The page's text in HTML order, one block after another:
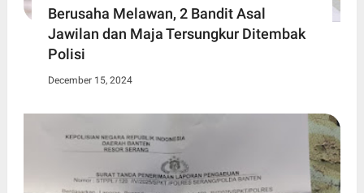
Berusaha Melawan, 2 Bandit Asal
Jawilan dan Maja Tersungkur Ditembak
Polisi
December 15, 2024